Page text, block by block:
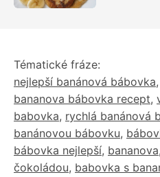
Tématické fráze:
nejlepší banánová bábovka,
bananova bábovka recept,
babovka, rychlá banánová
banánovou bábovku,
bábovka nejlepší, bananova,
čokoládou, babovka s